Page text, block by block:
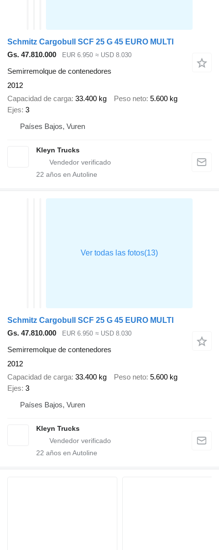
Schmitz Cargobull SCF 25 G 45 EURO MULTI
Gs. 47.810.000
EUR 6.950 ≈ USD 8.030
Semirremolque de contenedores
2012
Capacidad de carga 33.400 kg Peso neto 5.600 kg
Ejes 3
Países Bajos, Vuren
Kleyn Trucks
22 años en Autoline
Schmitz Cargobull SCF 25 G 45 EURO MULTI
Gs. 47.810.000
EUR 6.950 ≈ USD 8.030
Semirremolque de contenedores
2012
Capacidad de carga 33.400 kg Peso neto 5.600 kg
Ejes 3
Países Bajos, Vuren
Kleyn Trucks
22 años en Autoline